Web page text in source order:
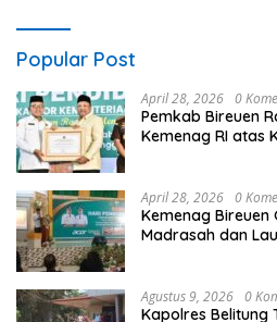
Popular Post
April 28, 2026 0
Pemkab Bireuen
Kemenag RI atas
April 28, 2026 0
Kemenag Bireuen
Madrasah dan
Agustus 9, 2026 0
Kapolres Belitung